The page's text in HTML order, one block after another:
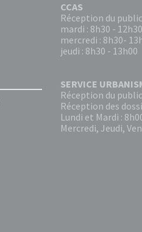
CCAS
Réception du
mardi : 8h30 -
mercredi : 8h30-
jeudi : 8h30 - 13h00
SERVICE
Réception du
Réception des
Lundi et Mardi :
Mercredi, Jeudi,